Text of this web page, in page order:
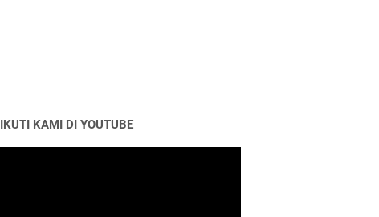
IKUTI KAMI DI YOUTUBE